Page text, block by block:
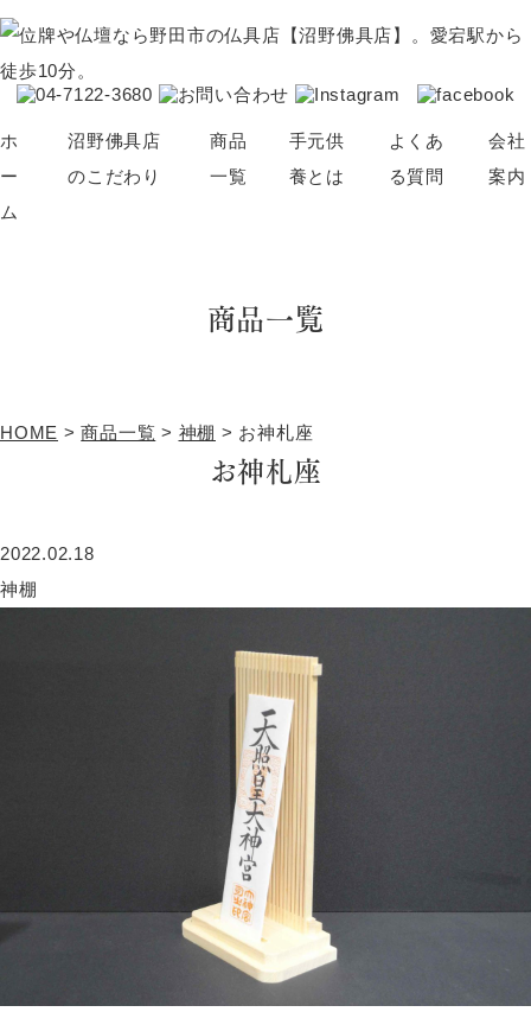
ホ
ー
ム
沼野佛具店
のこだわり
商品
一覧
その他（線香・蝋燭など）
パーソナル仏壇
手元供
養とは
アクセサリー
よくあ
る質問
会社
案内
商品一覧
HOME >商品一覧 > 神棚 > お神札座
お神札座
2022.02.18
神棚